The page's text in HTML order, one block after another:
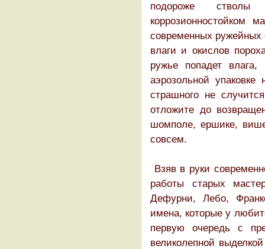
подороже
коррозионностойком
современных ружейных
влаги и окислов
ружье попадет
аэрозольной
страшного не
отложите до
шомполе, ершике,
совсем.
Взяв в руки
работы старых
Дефурни, Лебо,
имена, которые у
первую очередь с
великолепной